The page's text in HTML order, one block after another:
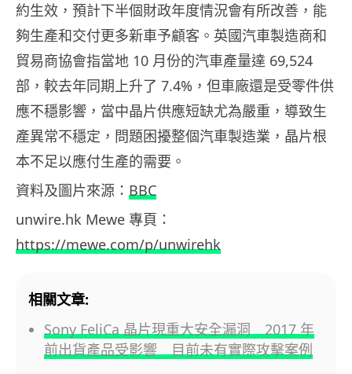
約生效，預計下半個財政年度情況會有所改善，能
夠生產和交付更多新車予顧客。英國汽車製造商和
貿易商協會指當地 10 月份的汽車產量達 69,524
部，較去年同期上升了 7.4%，但車廠還是受零件供
應不穩影響，當中晶片供應短缺尤為嚴重，導致生
產異常不穩定，問題困擾整個汽車製造業，晶片根
本不足以應付生產的需要。
資料及圖片來源： BBC
unwire.hk Mewe 專頁：
https://mewe.com/p/unwirehk
相關文章:
Sony FeliCa 晶片現重大安全漏洞 2017 年
前出貨產品受影響 目前未有實際攻擊案例